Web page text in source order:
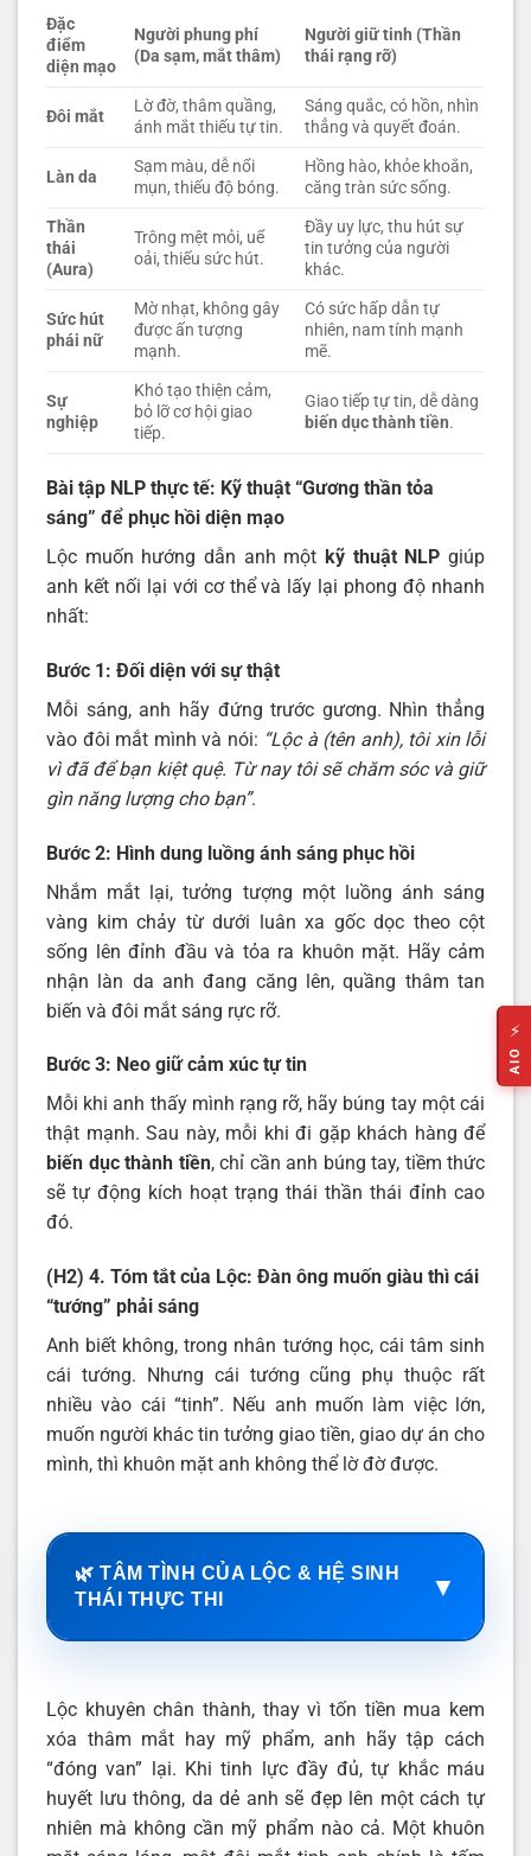
Đặc
điểm
diện mạo
Người phung phí
(Da sạm, mắt thâm)
Người giữ tinh (Thần
thái rạng rỡ)
Đôi mắt
Lờ đờ, thâm quầng,
ánh mắt thiếu tự tin.
Sáng quắc, có hồn, nhìn
thẳng và quyết đoán.
Làn da
Sạm màu, dễ nổi
mụn, thiếu độ bóng.
Hồng hào, khỏe khoắn,
căng tràn sức sống.
Thần
thái
(Aura)
Trông mệt mỏi, uể
oải, thiếu sức hút.
Đầy uy lực, thu hút sự
tin tưởng của người
khác.
Sức hút
phái nữ
Mờ nhạt, không gây
được ấn tượng
mạnh.
Có sức hấp dẫn tự
nhiên, nam tính mạnh
mẽ.
Sự
nghiệp
Khó tạo thiện cảm,
bỏ lỡ cơ hội giao
tiếp.
Giao tiếp tự tin, dễ dàng
biến dục thành tiền.
Bài tập NLP thực tế: Kỹ thuật “Gương thần tỏa
sáng” để phục hồi diện mạo
Lộc muốn hướng dẫn anh một kỹ thuật NLP giúp
anh kết nối lại với cơ thể và lấy lại phong độ nhanh
nhất:
Bước 1: Đối diện với sự thật
Mỗi sáng, anh hãy đứng trước gương. Nhìn thẳng
vào đôi mắt mình và nói: “Lộc à (tên anh), tôi xin lỗi
vì đã để bạn kiệt quệ. Từ nay tôi sẽ chăm sóc và giữ
gìn năng lượng cho bạn”.
Bước 2: Hình dung luồng ánh sáng phục hồi
Nhắm mắt lại, tưởng tượng một luồng ánh sáng
vàng kim chảy từ dưới luân xa gốc dọc theo cột
sống lên đỉnh đầu và tỏa ra khuôn mặt. Hãy cảm
nhận làn da anh đang căng lên, quầng thâm tan
biến và đôi mắt sáng rực rỡ.
Bước 3: Neo giữ cảm xúc tự tin
Mỗi khi anh thấy mình rạng rỡ, hãy búng tay một cái
thật mạnh. Sau này, mỗi khi đi gặp khách hàng để
biến dục thành tiền, chỉ cần anh búng tay, tiềm thức
sẽ tự động kích hoạt trạng thái thần thái đỉnh cao
đó.
(H2) 4. Tóm tắt của Lộc: Đàn ông muốn giàu thì cái
“tướng” phải sáng
Anh biết không, trong nhân tướng học, cái tâm sinh
cái tướng. Nhưng cái tướng cũng phụ thuộc rất
nhiều vào cái “tinh”. Nếu anh muốn làm việc lớn,
muốn người khác tin tưởng giao tiền, giao dự án cho
mình, thì khuôn mặt anh không thể lờ đờ được.
🌿 TÂM TÌNH CỦA LỘC & HỆ SINH
THÁI THỰC THI
▼
Lộc khuyên chân thành, thay vì tốn tiền mua kem
xóa thâm mắt hay mỹ phẩm, anh hãy tập cách
“đóng van” lại. Khi tinh lực đầy đủ, tự khắc máu
huyết lưu thông, da dẻ anh sẽ đẹp lên một cách tự
nhiên mà không cần mỹ phẩm nào cả. Một khuôn
⚡
AIO